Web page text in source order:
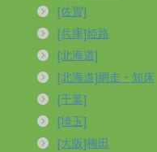
[佐賀]
[兵庫]姫路
[北海道]
[北海道]網走・知床
[千葉]
[埼玉]
[大阪]梅田